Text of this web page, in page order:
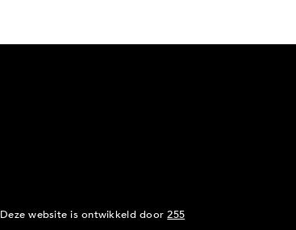
Deze website is ontwikkeld door255